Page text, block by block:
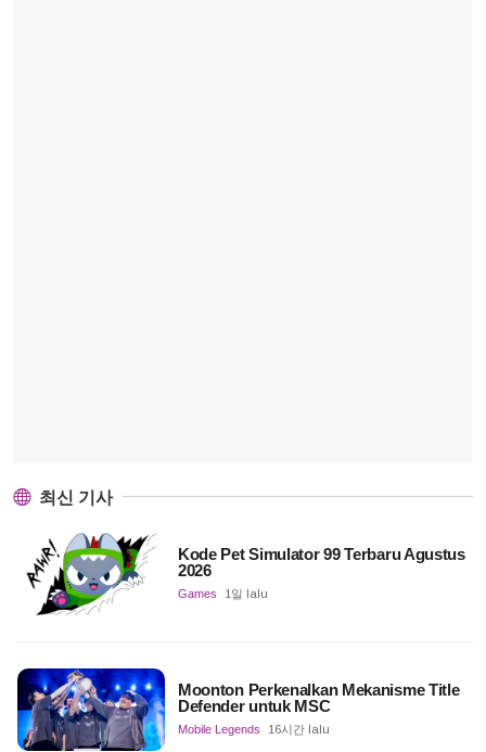
최신 기사
Kode Pet Simulator 99 Terbaru Agustus
2026
Games 1일 lalu
Moonton Perkenalkan Mekanisme Title
Defender untuk MSC
Mobile Legends 16시간 lalu